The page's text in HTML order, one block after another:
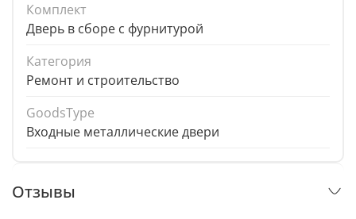
Комплект
Дверь в сборе с фурнитурой
Категория
Ремонт и строительство
GoodsType
Входные металлические двери
Отзывы